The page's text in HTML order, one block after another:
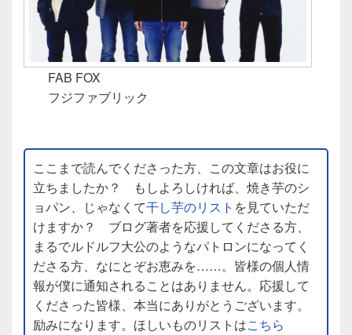
FAB FOX
フジファブリック
ここまで読んでくださった方、この文章はお役に
立ちましたか？ もしよろしければ、焼き芋のシ
ョパン、じゃなくて干し芋のリスト を見ていただ
けますか？ ブログ著者を応援してくださる方、
まるでルドルフ大公のようなパトロンになってく
ださる方、なにとぞお恵みを……。皆様の個人情
報が僕に通知されることはありません。応援して
くださった皆様、本当にありがとうございます。
励みになります。ほしいものリストはこちら